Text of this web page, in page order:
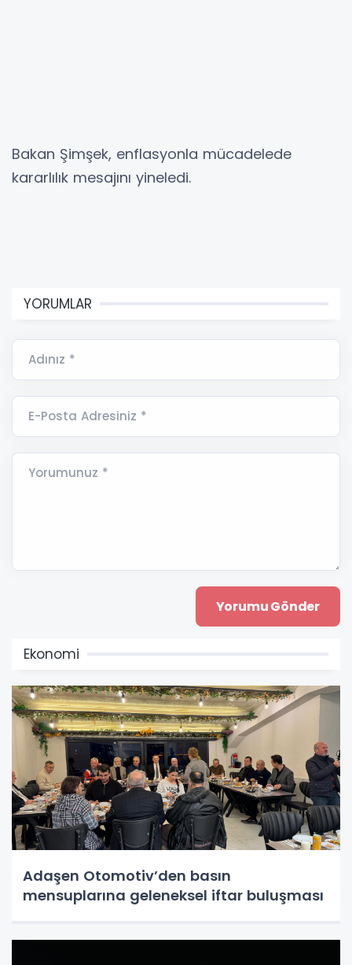
Bakan Şimşek, enflasyonla mücadelede
kararlılık mesajını yineledi.
YORUMLAR
Adınız *
E-Posta Adresiniz *
Yorumunuz *
Ekonomi
Adaşen Otomotiv’den basın
mensuplarına geleneksel iftar buluşması